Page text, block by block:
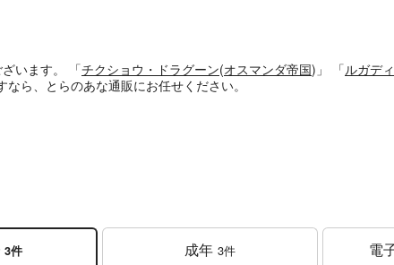
います。 「チクショウ・ドラグーン(オスマンダ帝国)」 「ルガデ
なら、とらのあな通販にお任せください。
3件 成年 3件 電